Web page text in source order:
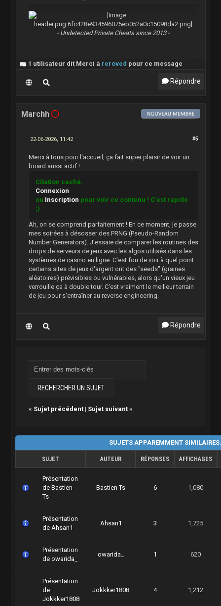
- Undetected Private Cheats since 2013 -
1 utilisateur dit Merci à reroved pour ce message
Répondre
Marchh
#5
22-06-2026, 11:42
Merci à tous pour l'accueil, ça fait super plaisir de voir un
board aussi actif !
Citation caché.
Connexion
ou Inscription pour voir ce contenu ! C'est rapide
;)
Ah, on se comprend parfaitement ! En ce moment, je passe
mes soirées à désosser des PRNG (Pseudo-Random
Number Generators). J'essaie de comparer les routines des
drops de serveurs de jeux avec les algos utilisés dans les
systèmes de casino en ligne. C'est fou de voir à quel point
certains sites de jeux d'argent ont des "seeds" (graines
aléatoires) prévisibles ou vulnérables, alors qu'un vieux jeu
verrouille ça à double tour. C'est vraiment le meilleur terrain
de jeu pour s'entraîner au reverse engineering.
Répondre
« Sujet précédent| Sujet suivant»
SUJETS APPAREMMENT
SUJET AUTEUR RÉPONSES AFFICHAGES
Présentation
de Bastien
Ts
Bastien Ts 6 1,080
Présentation
de Ahsan1
Ahsan1 3 1,725
Présentation
de owarida_
owarida_ 1 620
Présentation
de
Jokkker1808
Jokkker1808 4 1,212